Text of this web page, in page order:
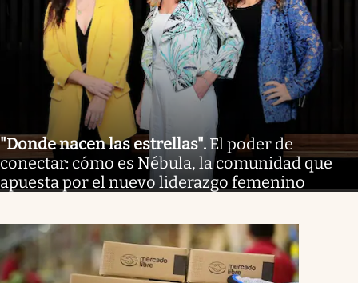
"Donde nacen las estrellas". El poder de
conectar: cómo es Nébula, la comunidad que
apuesta por el nuevo liderazgo femenino